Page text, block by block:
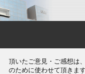
頂いたご意見・ご感想は
のために使わせて頂きます